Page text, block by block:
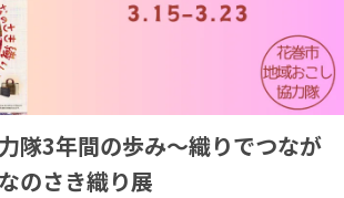
隊3年間の歩み～織りでつなが
のさき織り展